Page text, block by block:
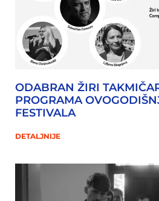
ODABRAN ŽIRI
PROGRAMA
FESTIVALA
DETALJNIJE